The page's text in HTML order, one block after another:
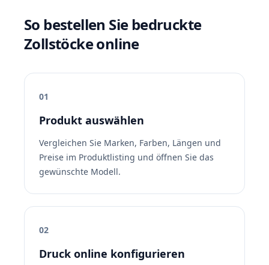
So bestellen Sie bedruckte
Zollstöcke online
01
Produkt auswählen
Vergleichen Sie Marken, Farben, Längen und
Preise im Produktlisting und öffnen Sie das
gewünschte Modell.
02
Druck online konfigurieren